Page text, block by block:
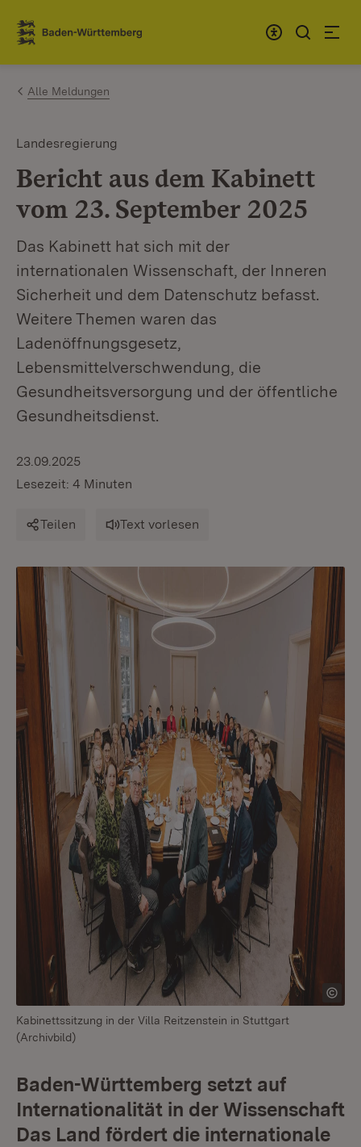
Zum Inhalt springen
Link zur Startseite
Alle Meldungen
Landesregierung
Bericht aus dem Kabinett
vom 23. September 2025
Das Kabinett hat sich mit der
internationalen Wissenschaft, der Inneren
Sicherheit und dem Datenschutz befasst.
Weitere Themen waren das
Ladenöffnungsgesetz,
Lebensmittelverschwendung, die
Gesundheitsversorgung und der öffentliche
Gesundheitsdienst.
23.09.2025
Lesezeit: 4 Minuten
Teilen Text vorlesen
Kabinettssitzung in der Villa Reitzenstein in Stuttgart
(Archivbild)
Baden-Württemberg setzt auf
Internationalität in der Wissenschaft
Das Land fördert die internationale